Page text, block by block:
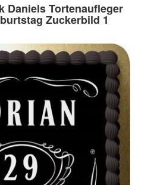
Daniels Tortenaufleger
Zuckerbild 1